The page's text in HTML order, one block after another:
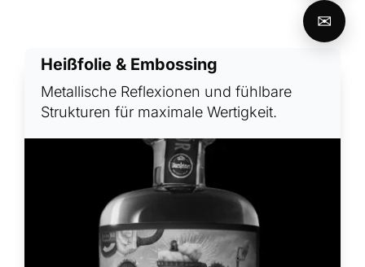
Heißfolie & Embossing
Metallische Reflexionen und fühlbare
Strukturen für maximale Wertigkeit.
✉